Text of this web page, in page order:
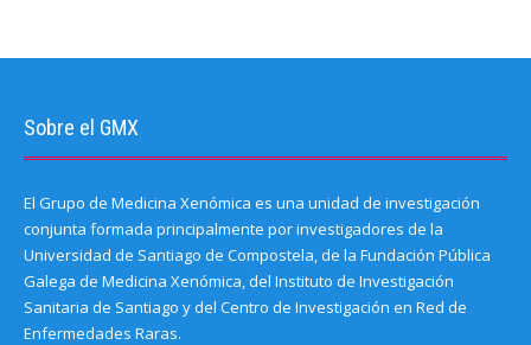
Sobre el GMX
El Grupo de Medicina Xenómica es una unidad de investigación
conjunta formada principalmente por investigadores de la
Universidad de Santiago de Compostela, de la Fundación Pública
Galega de Medicina Xenómica, del Instituto de Investigación
Sanitaria de Santiago y del Centro de Investigación en Red de
Enfermedades Raras.